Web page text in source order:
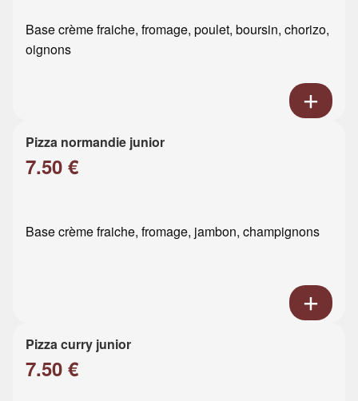
Base crème fraiche, fromage, poulet, boursin, chorizo,
oignons
Pizza normandie junior
7.50 €
Base crème fraiche, fromage, jambon, champignons
Pizza curry junior
7.50 €